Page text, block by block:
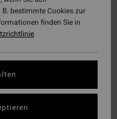
bestimmte Cookies zur
finden Sie in